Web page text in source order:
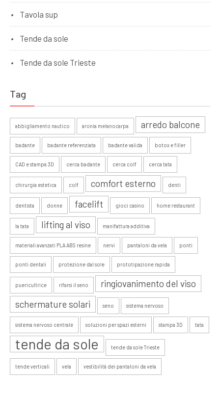
Tavola sup
Tende da sole
Tende da sole Trieste
Tag
abbigliamento nautico aronia melanocarpa arredo balcone
badante badante referenziata badante valida botox e filler
CAD e stampa 3D cerca badante cerca colf cerca tata
chirurgia estetica colf comfort esterno denti
dentista donne facelift gioci casino home restaurant
la tata lifting al viso manifattura additiva
materiali avanzati PLA ABS resine nervi pantaloni da vela ponti
ponti dentali protezione dal sole prototipazione rapida
puericultrice rifarsi il seno
ringiovanimento del viso
schermature solari
seno sistema nervoso
sistema nervoso centrale soluzioni per spazi esterni stampa 3D tata
tende da sole tende da sole Trieste
tende verticali vela vestibilità dei pantaloni da vela